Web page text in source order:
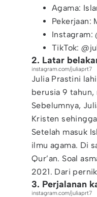
Agama:
Pekerjaan:
Instagram:
TikTok:
2. Latar
instagram.com/juliaprt7
Julia Prastini
berusia 9
Sebelumnya,
Kristen
Setelah masuk
ilmu agama. Di
Qur’an. Soal
2021. Dari
3. Perjalanan
instagram.com/juliaprt7